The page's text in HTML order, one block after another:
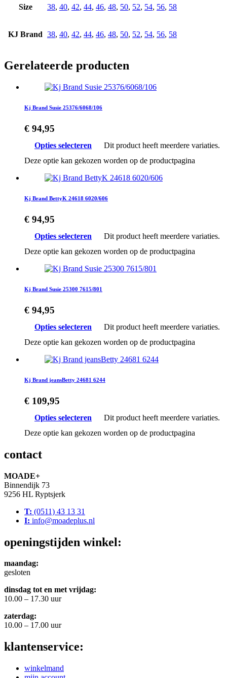
Size 38, 40, 42, 44, 46, 48, 50, 52, 54, 56, 58
KJ Brand 38, 40, 42, 44, 46, 48, 50, 52, 54, 56, 58
Gerelateerde producten
Kj Brand Susie 25376/6068/106
€ 94,95
Opties selecteren
Dit product heeft meerdere variaties.
Deze optie kan gekozen worden op de productpagina
Kj Brand BettyK 24618 6020/606
€ 94,95
Opties selecteren
Dit product heeft meerdere variaties.
Deze optie kan gekozen worden op de productpagina
Kj Brand Susie 25300 7615/801
€ 94,95
Opties selecteren
Dit product heeft meerdere variaties.
Deze optie kan gekozen worden op de productpagina
Kj Brand jeansBetty 24681 6244
€ 109,95
Opties selecteren
Dit product heeft meerdere variaties.
Deze optie kan gekozen worden op de productpagina
contact
MOADE+
Binnendijk 73
9256 HL Ryptsjerk
T: (0511) 43 13 31
I: info@moadeplus.nl
openingstijden winkel:
maandag:
gesloten
dinsdag tot en met vrijdag:
10.00 – 17.30 uur
zaterdag:
10.00 – 17.00 uur
klantenservice:
winkelmand